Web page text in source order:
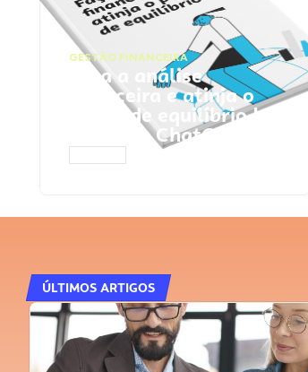
GESTÃO FINANCEIRA
Faça a análise
financeira e atinja o
ponto de equilíbrio |
Prompts ChatGPT
ÚLTIMOS ARTIGOS